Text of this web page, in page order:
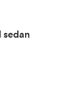
sedan